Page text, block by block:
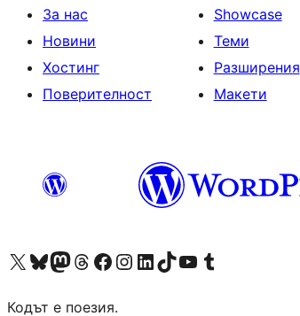
За нас
Новини
Хостинг
Поверителност
Showcase
Теми
Разширения
Макети
Visit our X (formerly Twitter) account
Visit our Bluesky account
Visit our Mastodon account
Visit our Threads account
Посетете нашата страница във Facebook
Посетете нашия профил в Instagram
Посетете нашия профил в LinkedIn
Visit our TikTok account
Visit our YouTube channel
Visit our Tumblr account
Кодът е поезия.